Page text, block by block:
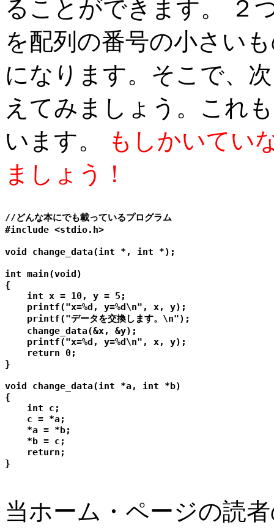
ることができます。 ２
を配列の番号の小さい
になります。そこで、
えてみましょう。これ
います。
もしかいてい
ましょう！
//どんな本にでも載っているプログラム
#include <stdio.h>
void change_data(int *, int *);
int main(void)
{
    int x = 10, y = 5;
    printf("x=%d, y=%d\n", x, y);
    printf("データを交換します。\n");
    change_data(&x, &y);
    printf("x=%d, y=%d\n", x, y);
    return 0;
}
void change_data(int *a, int *b)
{
    int c;
    c = *a;
    *a = *b;
    *b = c;
    return;
当ホーム・ページの読